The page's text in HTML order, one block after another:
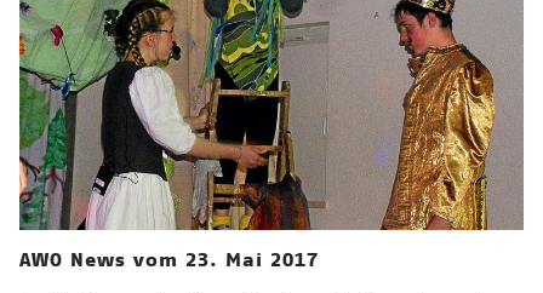
AWO News vom 23. Mai 2017